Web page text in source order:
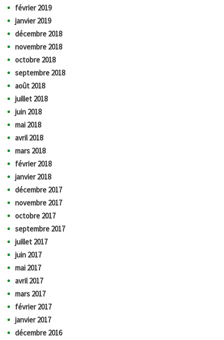
février 2019
janvier 2019
décembre 2018
novembre 2018
octobre 2018
septembre 2018
août 2018
juillet 2018
juin 2018
mai 2018
avril 2018
mars 2018
février 2018
janvier 2018
décembre 2017
novembre 2017
octobre 2017
septembre 2017
juillet 2017
juin 2017
mai 2017
avril 2017
mars 2017
février 2017
janvier 2017
décembre 2016